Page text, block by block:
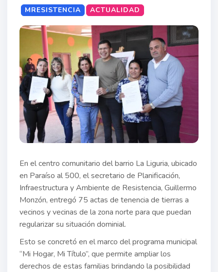
MRESISTENCIA ACTUALIDAD
En el centro comunitario del barrio La Liguria, ubicado
en Paraíso al 500, el secretario de Planificación,
Infraestructura y Ambiente de Resistencia, Guillermo
Monzón, entregó 75 actas de tenencia de tierras a
vecinos y vecinas de la zona norte para que puedan
regularizar su situación dominial.
Esto se concretó en el marco del programa municipal
“Mi Hogar, Mi Título”, que permite ampliar los
derechos de estas familias brindando la posibilidad